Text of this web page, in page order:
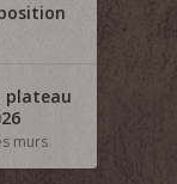
plateau
murs